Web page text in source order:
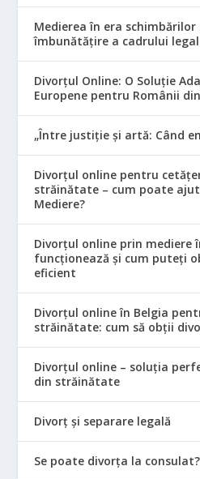
Medierea în era schimbărilor
îmbunătățire a cadrului legal
Divorțul Online: O Soluție
Europene pentru Românii
„Între justiție și artă: Când
Divorțul online pentru
străinătate – cum poate
Mediere?
Divorțul online prin mediere
funcționează și cum puteți
eficient
Divorțul online în Belgia
străinătate: cum să obții
Divorțul online – soluția
din străinătate
Divorț și separare legală
Se poate divorța la consulat?